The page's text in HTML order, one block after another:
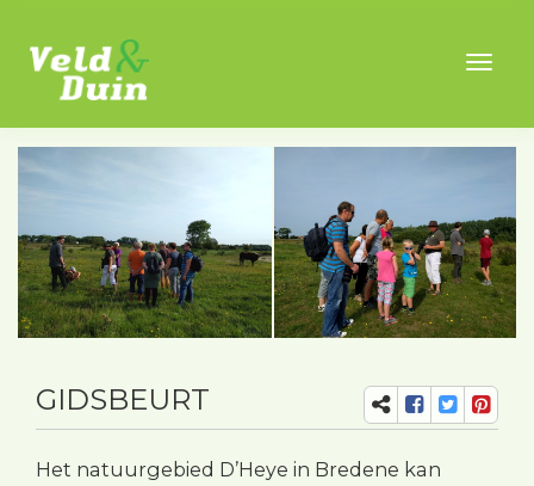
GIDSBEURT
Het natuurgebied D’Heye in Bredene kan